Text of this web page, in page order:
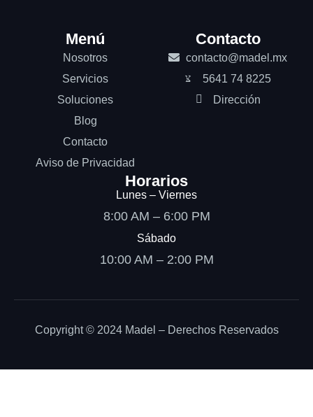
Menú
Nosotros
Servicios
Soluciones
Blog
Contacto
Aviso de Privacidad
Contacto
contacto@madel.mx
5641 74 8225
Dirección
Horarios
Lunes – Viernes
8:00 AM – 6:00 PM
Sábado
10:00 AM – 2:00 PM
Copyright © 2024 Madel – Derechos Reservados